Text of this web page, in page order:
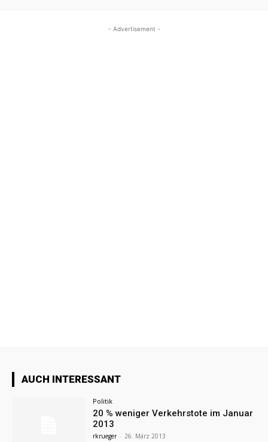
- Advertisement -
AUCH INTERESSANT
Politik
20 % weniger Verkehrstote im Januar
2013
rkrueger - 26. März 2013